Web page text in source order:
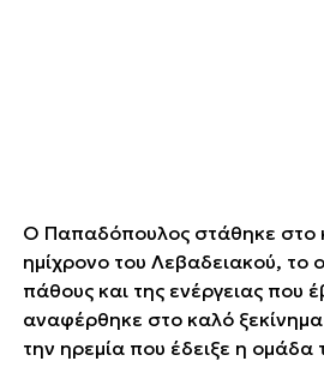
Ο Παπαδόπουλος στάθηκε στο
ημίχρονο του Λεβαδειακού, το
πάθους και της ενέργειας που
αναφέρθηκε στο καλό ξεκίνημα
την ηρεμία που έδειξε η ομάδα